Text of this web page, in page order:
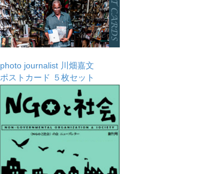
photo journalist 川畑嘉文
ポストカード ５枚セット